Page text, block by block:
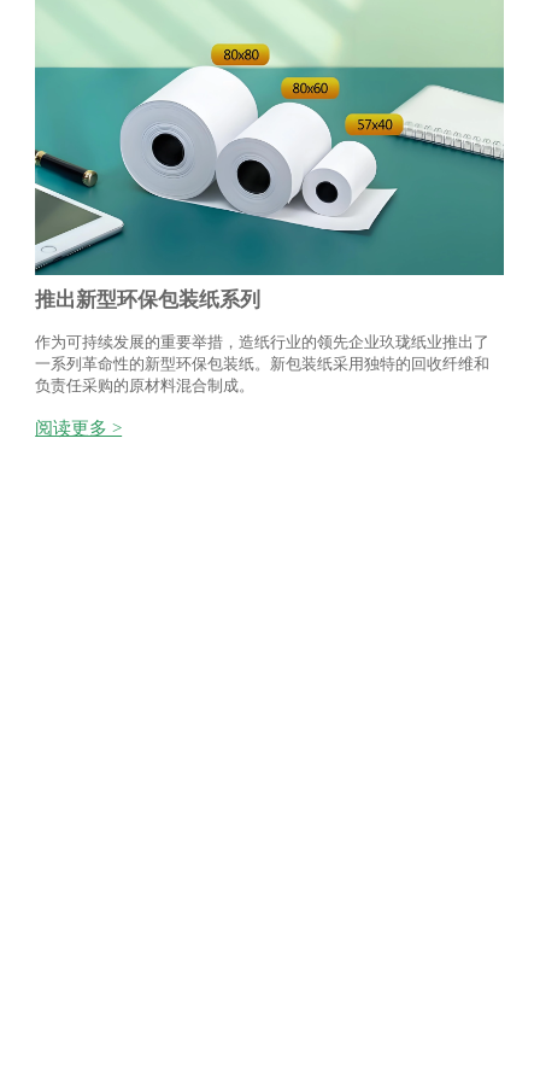
推出新型环保包装纸系列
作为可持续发展的重要举措，造纸行业的领先企业玖珑纸业推出了
一系列革命性的新型环保包装纸。新包装纸采用独特的回收纤维和
负责任采购的原材料混合制成。
阅读更多 >